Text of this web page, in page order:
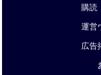
購読
運営
広告